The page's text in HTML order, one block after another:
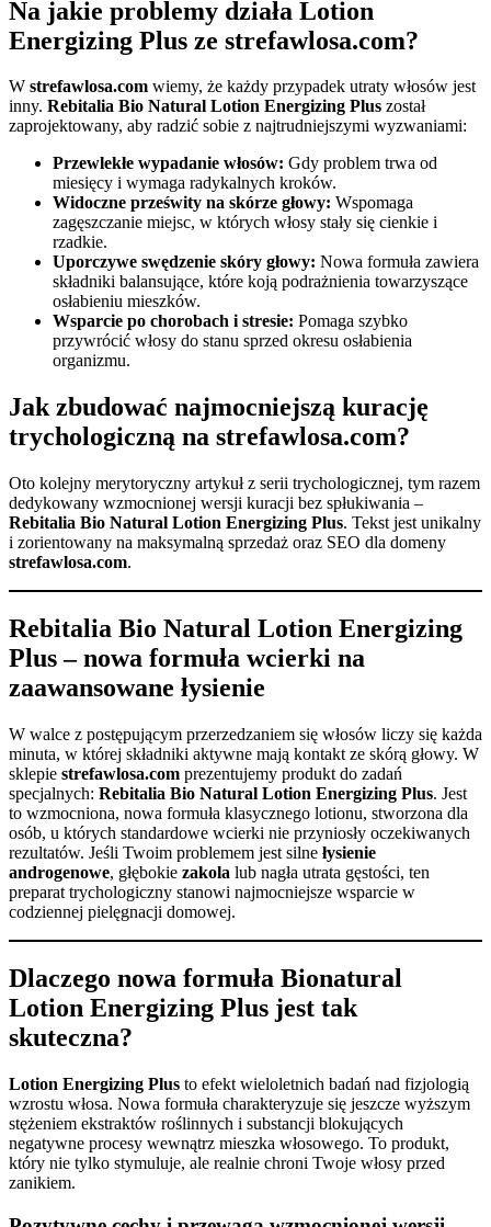
Na jakie problemy działa Lotion
Energizing Plus ze strefawlosa.com?
W strefawlosa.com wiemy, że każdy przypadek utraty włosów jest
inny. Rebitalia Bio Natural Lotion Energizing Plus został
zaprojektowany, aby radzić sobie z najtrudniejszymi wyzwaniami:
Przewlekłe wypadanie włosów: Gdy problem trwa od
miesięcy i wymaga radykalnych kroków.
Widoczne prześwity na skórze głowy: Wspomaga
zagęszczanie miejsc, w których włosy stały się cienkie i
rzadkie.
Uporczywe swędzenie skóry głowy: Nowa formuła zawiera
składniki balansujące, które koją podrażnienia towarzyszące
osłabieniu mieszków.
Wsparcie po chorobach i stresie: Pomaga szybko
przywrócić włosy do stanu sprzed okresu osłabienia
organizmu.
Jak zbudować najmocniejszą kurację
trychologiczną na strefawlosa.com?
Oto kolejny merytoryczny artykuł z serii trychologicznej, tym razem
dedykowany wzmocnionej wersji kuracji bez spłukiwania –
Rebitalia Bio Natural Lotion Energizing Plus. Tekst jest unikalny
i zorientowany na maksymalną sprzedaż oraz SEO dla domeny
strefawlosa.com.
Rebitalia Bio Natural Lotion Energizing
Plus – nowa formuła wcierki na
zaawansowane łysienie
W walce z postępującym przerzedzaniem się włosów liczy się każda
minuta, w której składniki aktywne mają kontakt ze skórą głowy. W
sklepie strefawlosa.com prezentujemy produkt do zadań
specjalnych: Rebitalia Bio Natural Lotion Energizing Plus. Jest
to wzmocniona, nowa formuła klasycznego lotionu, stworzona dla
osób, u których standardowe wcierki nie przyniosły oczekiwanych
rezultatów. Jeśli Twoim problemem jest silne łysienie
androgenowe, głębokie zakola lub nagła utrata gęstości, ten
preparat trychologiczny stanowi najmocniejsze wsparcie w
codziennej pielęgnacji domowej.
Dlaczego nowa formuła Bionatural
Lotion Energizing Plus jest tak
skuteczna?
Lotion Energizing Plus to efekt wieloletnich badań nad fizjologią
wzrostu włosa. Nowa formuła charakteryzuje się jeszcze wyższym
stężeniem ekstraktów roślinnych i substancji blokujących
negatywne procesy wewnątrz mieszka włosowego. To produkt,
który nie tylko stymuluje, ale realnie chroni Twoje włosy przed
zanikiem.